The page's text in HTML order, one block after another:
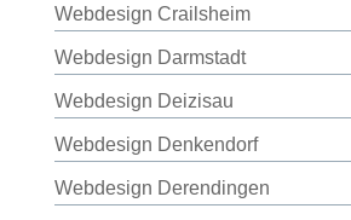
Webdesign Crailsheim
Webdesign Darmstadt
Webdesign Deizisau
Webdesign Denkendorf
Webdesign Derendingen